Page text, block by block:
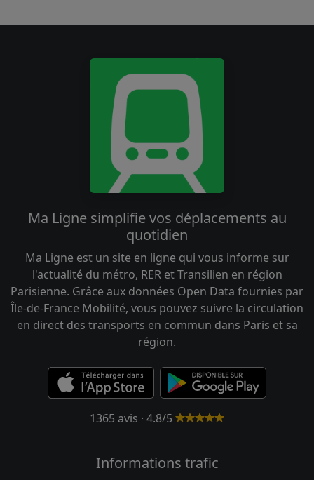
Ma Ligne simplifie vos déplacements au
quotidien
Ma Ligne est un site en ligne qui vous informe sur
l'actualité du métro, RER et Transilien en région
Parisienne. Grâce aux données Open Data fournies par
Île-de-France Mobilité, vous pouvez suivre la circulation
en direct des transports en commun dans Paris et sa
région.
1365 avis · 4.8/5
Informations trafic